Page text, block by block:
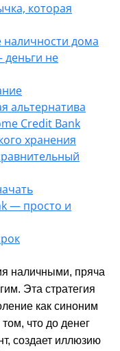
которая
наличности дома
не
альтернатива
Credit Bank
хранения
— просто и
наличными, пряча
Эта стратегия
как синоним
что до денег
создает иллюзию